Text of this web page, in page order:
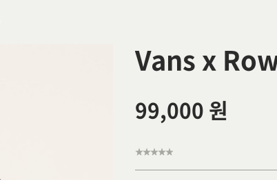
Vans x
99,000 원